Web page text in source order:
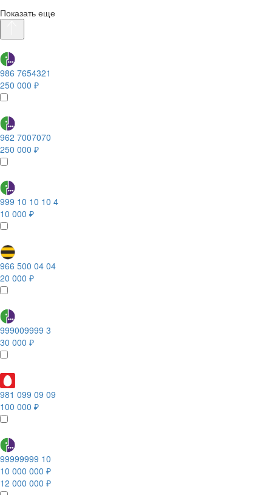
Показать еще
986 7654321
250 000 ₽
962 7007070
250 000 ₽
999 10 10 10 4
10 000 ₽
966 500 04 04
20 000 ₽
999009999 3
30 000 ₽
981 099 09 09
100 000 ₽
99999999 10
10 000 000 ₽
12 000 000 ₽